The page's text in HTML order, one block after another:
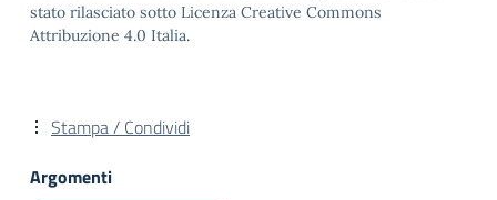
stato rilasciato sotto Licenza Creative Commons
Attribuzione 4.0 Italia.
Stampa / Condividi
Argomenti